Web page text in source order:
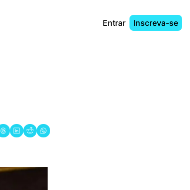
Entrar Inscreva-se